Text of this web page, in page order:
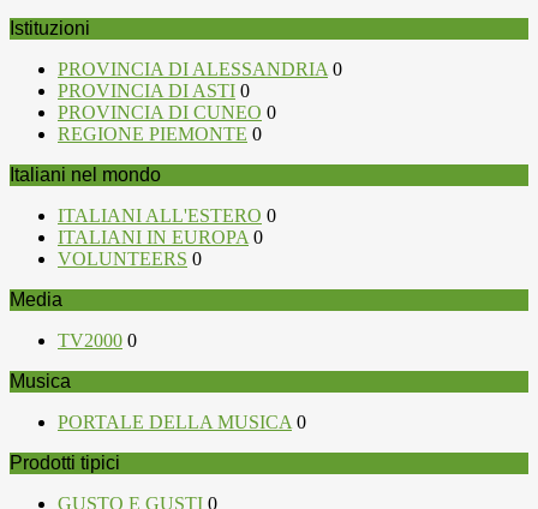
Istituzioni
PROVINCIA DI ALESSANDRIA 0
PROVINCIA DI ASTI 0
PROVINCIA DI CUNEO 0
REGIONE PIEMONTE 0
Italiani nel mondo
ITALIANI ALL'ESTERO 0
ITALIANI IN EUROPA 0
VOLUNTEERS 0
Media
TV2000 0
Musica
PORTALE DELLA MUSICA 0
Prodotti tipici
GUSTO E GUSTI 0